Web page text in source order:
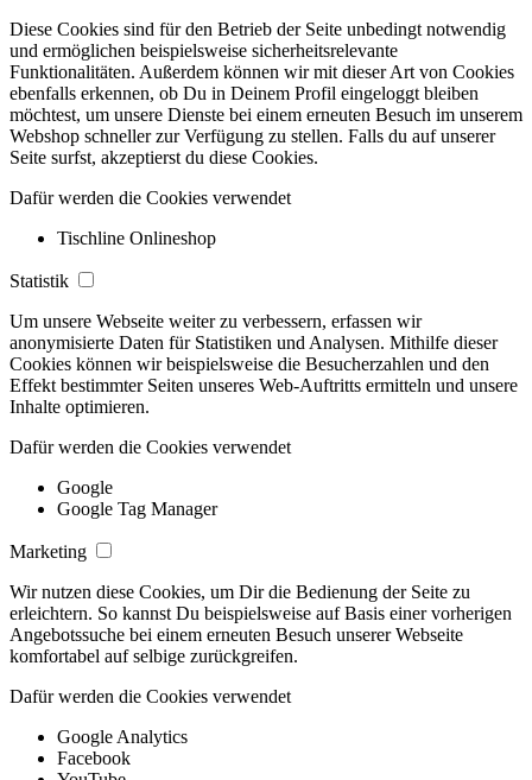
Diese Cookies sind für den Betrieb der Seite unbedingt notwendig
und ermöglichen beispielsweise sicherheitsrelevante
Funktionalitäten. Außerdem können wir mit dieser Art von Cookies
ebenfalls erkennen, ob Du in Deinem Profil eingeloggt bleiben
möchtest, um unsere Dienste bei einem erneuten Besuch im unserem
Webshop schneller zur Verfügung zu stellen. Falls du auf unserer
Seite surfst, akzeptierst du diese Cookies.
Dafür werden die Cookies verwendet
Tischline Onlineshop
Statistik
Um unsere Webseite weiter zu verbessern, erfassen wir
anonymisierte Daten für Statistiken und Analysen. Mithilfe dieser
Cookies können wir beispielsweise die Besucherzahlen und den
Effekt bestimmter Seiten unseres Web-Auftritts ermitteln und unsere
Inhalte optimieren.
Dafür werden die Cookies verwendet
Google
Google Tag Manager
Marketing
Wir nutzen diese Cookies, um Dir die Bedienung der Seite zu
erleichtern. So kannst Du beispielsweise auf Basis einer vorherigen
Angebotssuche bei einem erneuten Besuch unserer Webseite
komfortabel auf selbige zurückgreifen.
Dafür werden die Cookies verwendet
Google Analytics
Facebook